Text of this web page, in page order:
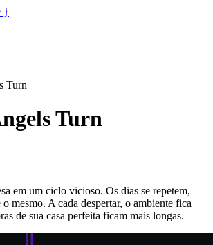
}
Turn
Turn
em um ciclo vicioso. Os dias se repetem,
mesmo. A cada despertar, o ambiente fica
de sua casa perfeita ficam mais longas.